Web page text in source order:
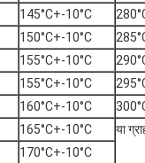
145°C+-10°C
150°C+-10°C
155°C+-10°C
155°C+-10°C
160°C+-10°C
165°C+-10°C
या
170°C+-10°C